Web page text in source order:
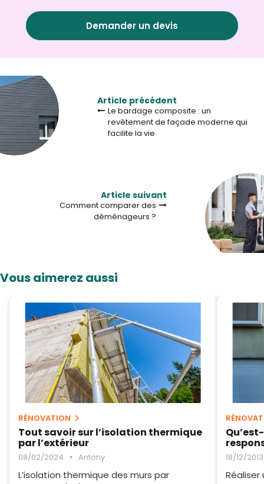
Demander un devis
Article précédent
Le bardage composite : un
revêtement de façade moderne qui
facilite la vie
Article suivant
Comment comparer des
déménageurs ?
Vous aimerez aussi
RÉNOVATION
Tout savoir sur l’isolation thermique
par l’extérieur
08/02/2024 • Antony
L’isolation thermique des murs par
18/12/2013